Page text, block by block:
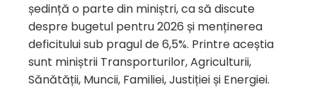
ședință o parte din miniștri, ca să discute
despre bugetul pentru 2026 și menținerea
deficitului sub pragul de 6,5%. Printre aceștia
sunt miniștrii Transporturilor, Agriculturii,
Sănătății, Muncii, Familiei, Justiției și Energiei.